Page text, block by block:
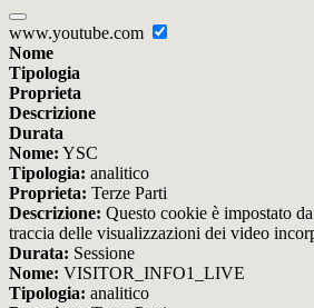
www.youtube.com
Nome
Tipologia
Proprieta
Descrizione
Durata
Nome: YSC
Tipologia: analitico
Proprieta: Terze Parti
Descrizione: Questo cookie è impostato
traccia delle visualizzazioni dei video
Durata: Sessione
Nome: VISITOR_INFO1_LIVE
Tipologia: analitico